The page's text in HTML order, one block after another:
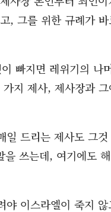
, 그를 위한 규례가
빠지면 레위기의 나
지 제사, 제사장과
드리는 제사도 그
쓰는데, 여기에도
이스라엘이 죽지